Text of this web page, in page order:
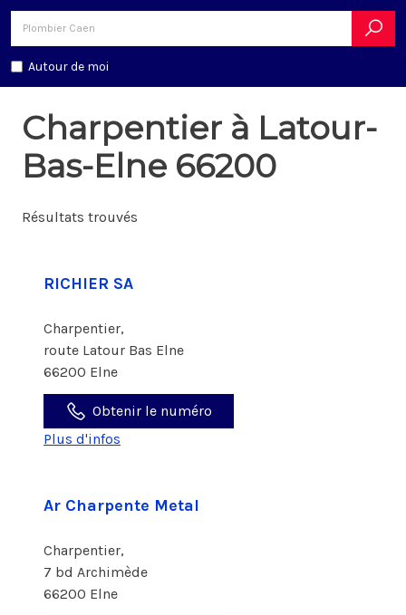
Autour de moi
Charpentier à Latour-
Bas-Elne 66200
Résultats trouvés
RICHIER SA
Charpentier,
route Latour Bas Elne
66200 Elne
Obtenir le numéro
Plus d'infos
Ar Charpente Metal
Charpentier,
7 bd Archimède
66200 Elne